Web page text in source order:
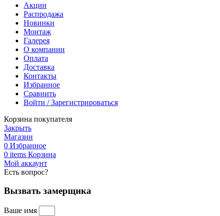
Акции
Распродажа
Новинки
Монтаж
Галерея
О компании
Оплата
Доставка
Контакты
Избранное
Сравнить
Войти / Зарегистрироваться
Корзина покупателя
Закрыть
Магазин
0 Избранное
0 items Корзина
Мой аккаунт
Есть вопрос?
Вызвать замерщика
Ваше имя